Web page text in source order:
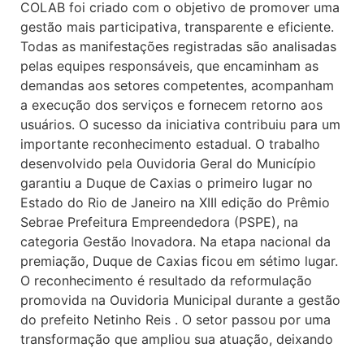
COLAB foi criado com o objetivo de promover uma
gestão mais participativa, transparente e eficiente.
Todas as manifestações registradas são analisadas
pelas equipes responsáveis, que encaminham as
demandas aos setores competentes, acompanham
a execução dos serviços e fornecem retorno aos
usuários. O sucesso da iniciativa contribuiu para um
importante reconhecimento estadual. O trabalho
desenvolvido pela Ouvidoria Geral do Município
garantiu a Duque de Caxias o primeiro lugar no
Estado do Rio de Janeiro na XIII edição do Prêmio
Sebrae Prefeitura Empreendedora (PSPE), na
categoria Gestão Inovadora. Na etapa nacional da
premiação, Duque de Caxias ficou em sétimo lugar.
O reconhecimento é resultado da reformulação
promovida na Ouvidoria Municipal durante a gestão
do prefeito Netinho Reis . O setor passou por uma
transformação que ampliou sua atuação, deixando